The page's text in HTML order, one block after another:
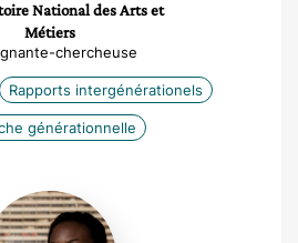
National des Arts et
Métiers
chercheuse
Rapports intergénérationels
générationnelle
Alexia
Sena